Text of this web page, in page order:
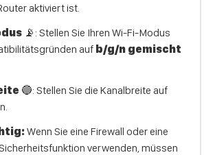
aktiviert ist.
📡: Stellen Sie Ihren Wi-Fi-Modus
auf b/g/n gemischt
🔵: Stellen Sie die Kanalbreite auf
Wenn Sie eine Firewall oder eine
verwenden, müssen